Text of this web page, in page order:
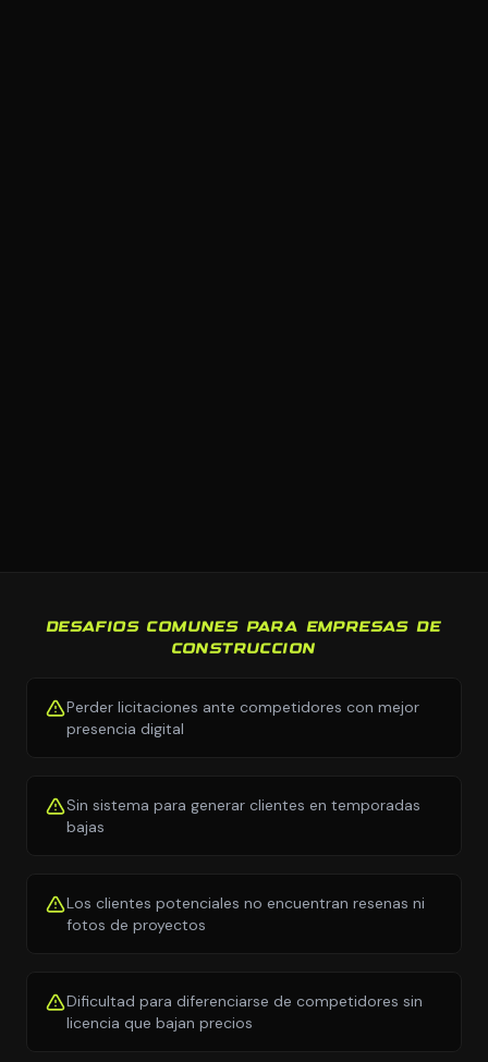
DESAFIOS COMUNES PARA EMPRESAS DE
CONSTRUCCION
Perder licitaciones ante competidores con mejor
presencia digital
Sin sistema para generar clientes en temporadas
bajas
Los clientes potenciales no encuentran resenas ni
fotos de proyectos
Dificultad para diferenciarse de competidores sin
licencia que bajan precios